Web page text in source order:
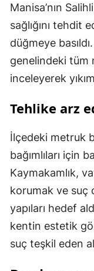
Manisa’nın
sağlığını tehdit
düğmeye
genelindeki tüm
inceleyerek
Tehlike arz
İlçedeki metruk
bağımlıları için
Kaymakamlık,
korumak ve suç
yapıları hedef
kentin estetik
suç teşkil eden